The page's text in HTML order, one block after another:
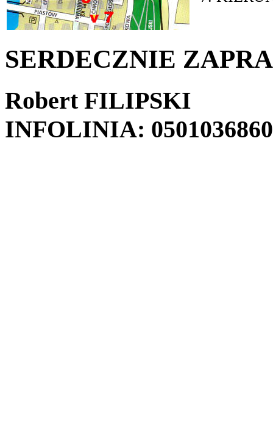
SERDECZNIE
Robert FILIPSKI
INFOLINIA: 0501036860